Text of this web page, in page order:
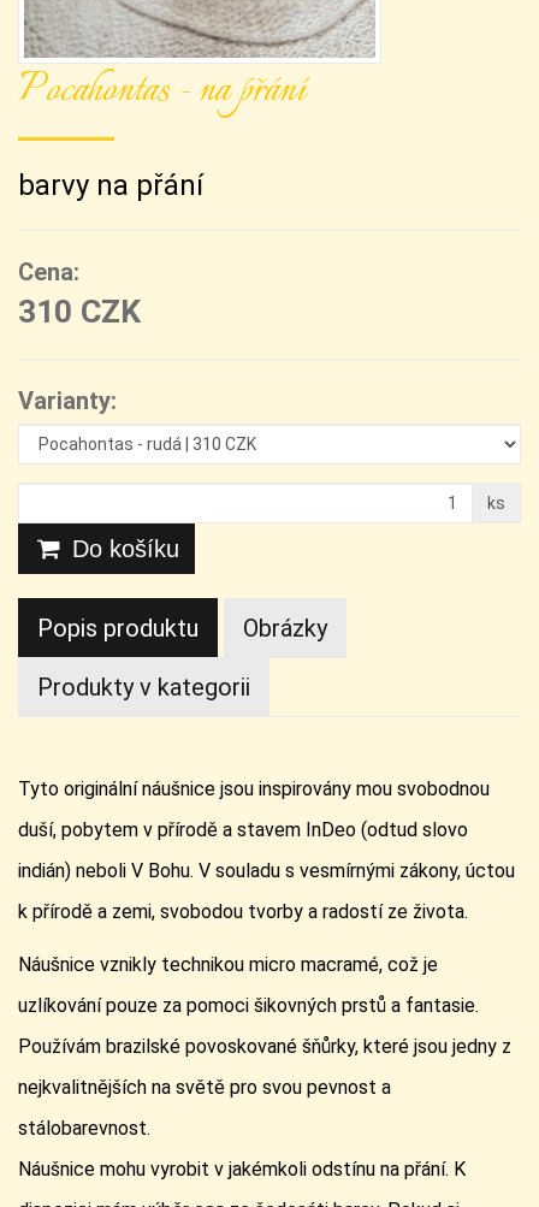
Pocahontas - na přání
barvy na přání
Cena:
310 CZK
Varianty:
ks
Do košíku
Popis produktu Obrázky
Produkty v kategorii
Tyto originální náušnice jsou inspirovány mou svobodnou
duší, pobytem v přírodě a stavem InDeo (odtud slovo
indián) neboli V Bohu. V souladu s vesmírnými zákony, úctou
k přírodě a zemi, svobodou tvorby a radostí ze života.
Náušnice vznikly technikou micro macramé, což je
uzlíkování pouze za pomoci šikovných prstů a fantasie.
Používám brazilské povoskované šňůrky, které jsou jedny z
nejkvalitnějších na světě pro svou pevnost a
stálobarevnost.
Náušnice mohu vyrobit v jakémkoli odstínu na přání. K